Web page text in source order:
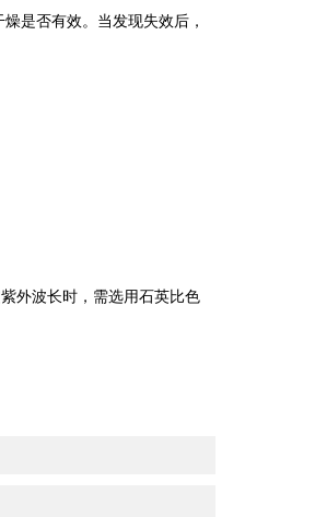
是否有效。当发现失效后，
外波长时，需选用石英比色